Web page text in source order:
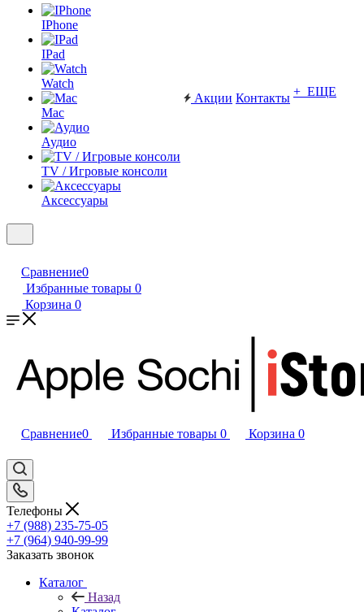
IPhone
IPad
Watch
Mac
Аудио
TV / Игровые консоли
Аксессуары
Акции Контакты + ЕЩЕ
Сравнение0
Избранные товары 0
Корзина 0
Сравнение0 Избранные товары 0 Корзина 0
Телефоны
+7 (988) 235-75-05
+7 (964) 940-99-99
Заказать звонок
Каталог
Назад